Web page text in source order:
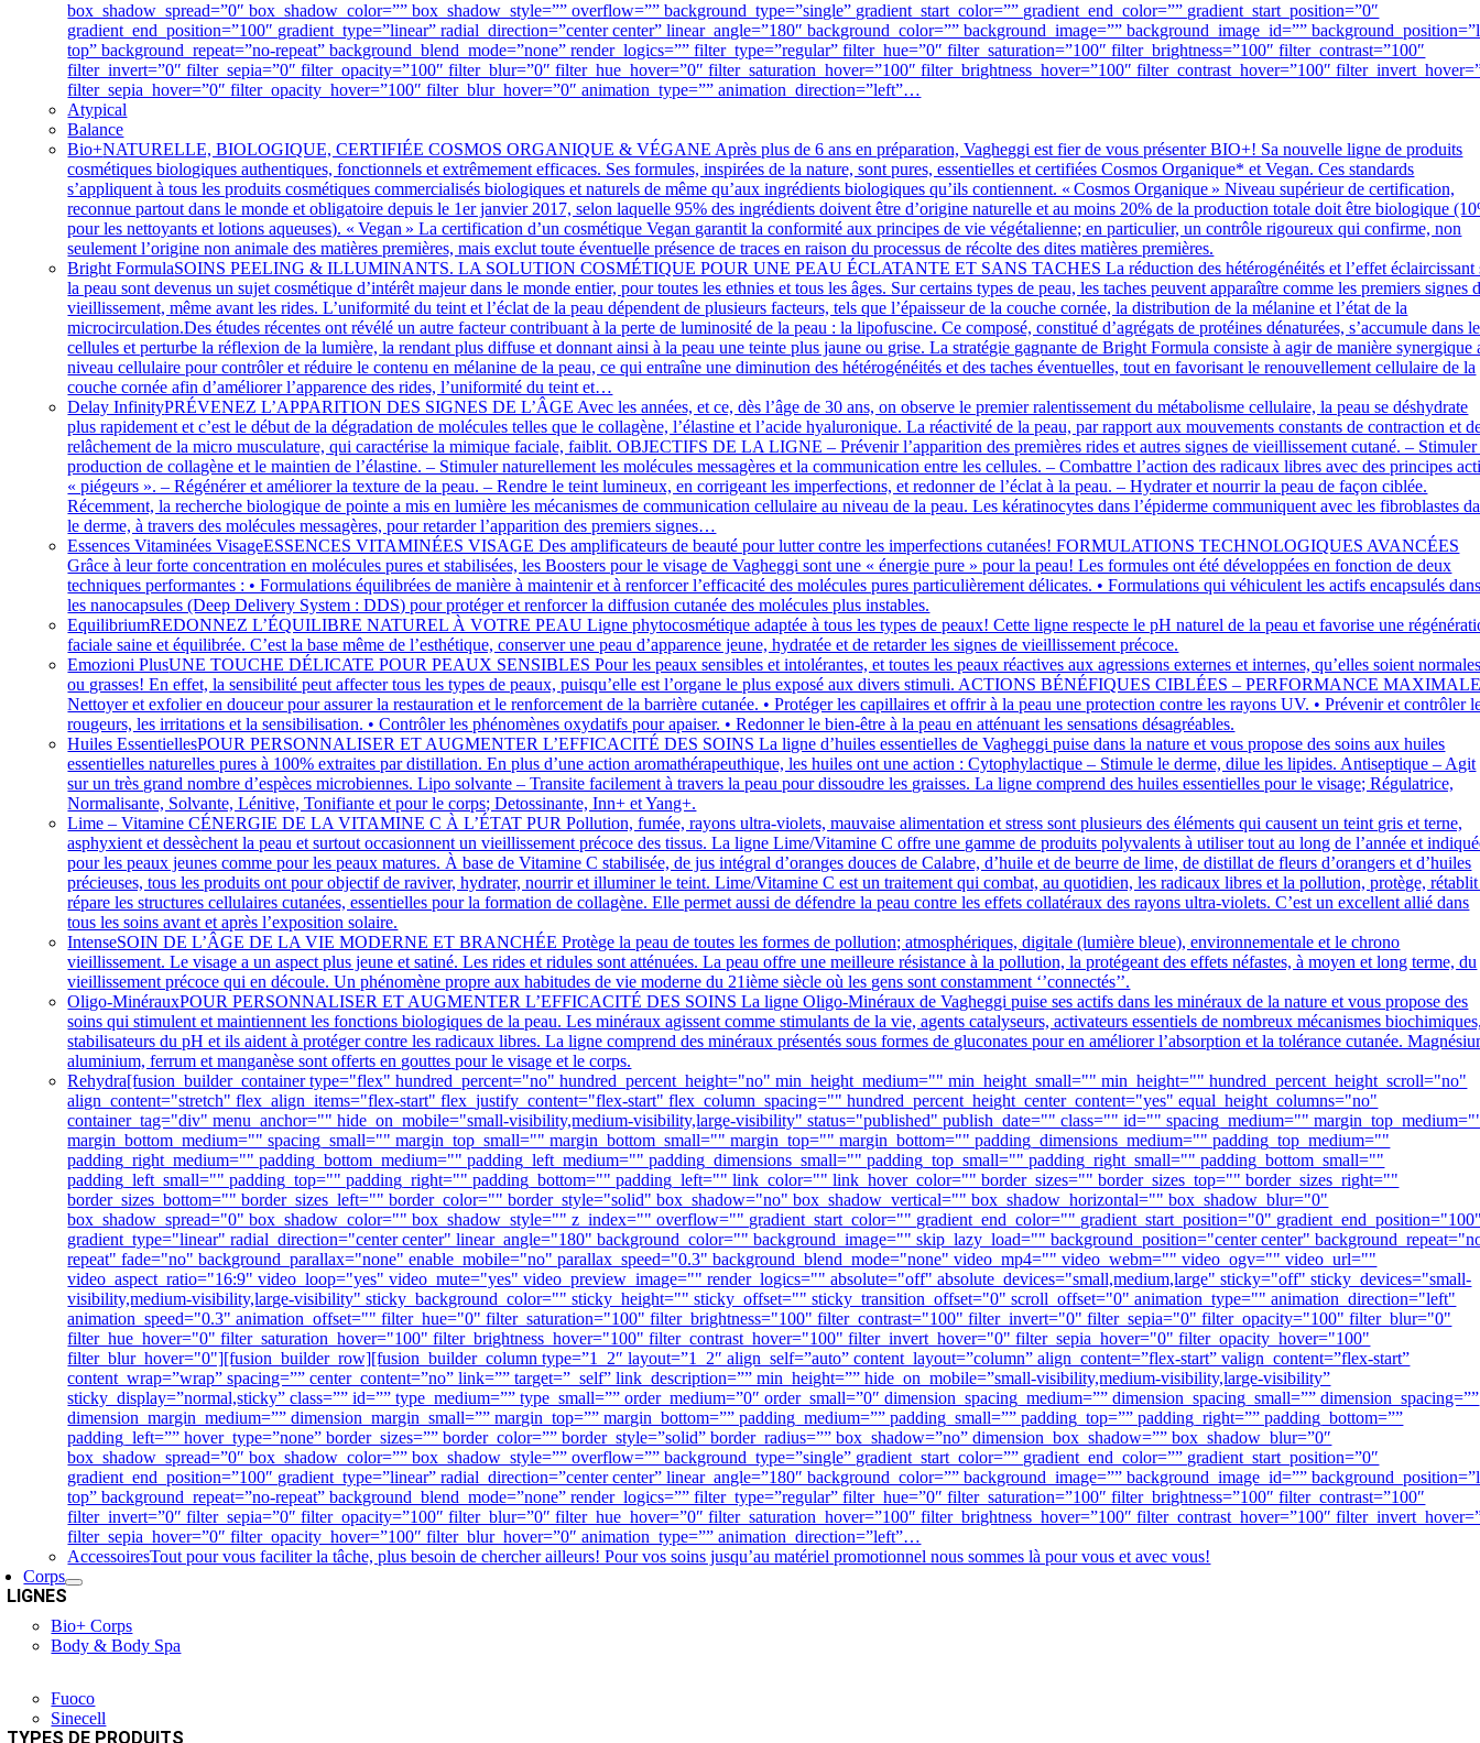
box_shadow_spread=”0″ box_shadow_color=”” box_shadow_style=”” overflow=”” background_type=”single” gradient_start_color=”” gradient_end_color=”” gradient_start_position=”0″
gradient_end_position=”100″ gradient_type=”linear” radial_direction=”center center” linear_angle=”180″ background_color=”” background_image=”” background_image_id=””
top” background_repeat=”no-repeat” background_blend_mode=”none” render_logics=”” filter_type=”regular” filter_hue=”0″ filter_saturation=”100″ filter_brightness=”100″ filter_contrast=”100″
filter_invert=”0″ filter_sepia=”0″ filter_opacity=”100″ filter_blur=”0″ filter_hue_hover=”0″ filter_saturation_hover=”100″ filter_brightness_hover=”100″ filter_contrast_hover=”100″
filter_sepia_hover=”0″ filter_opacity_hover=”100″ filter_blur_hover=”0″ animation_type=”” animation_direction=”left”…
Atypical
Balance
Bio+NATURELLE, BIOLOGIQUE, CERTIFIÉE COSMOS ORGANIQUE & VÉGANE Après plus de 6 ans en préparation, Vagheggi est fier de vous présenter BIO+! Sa nouvelle ligne de produits
cosmétiques biologiques authentiques, fonctionnels et extrêmement efficaces. Ses formules, inspirées de la nature, sont pures, essentielles et certifiées Cosmos Organique* et Vegan. Ces standards
s’appliquent à tous les produits cosmétiques commercialisés biologiques et naturels de même qu’aux ingrédients biologiques qu’ils contiennent. « Cosmos Organique » Niveau supérieur de certification,
reconnue partout dans le monde et obligatoire depuis le 1er janvier 2017, selon laquelle 95% des ingrédients doivent être d’origine naturelle et au moins 20% de la production totale doit être biologique
pour les nettoyants et lotions aqueuses). « Vegan » La certification d’un cosmétique Vegan garantit la conformité aux principes de vie végétalienne; en particulier, un contrôle rigoureux qui confirme, non
seulement l’origine non animale des matières premières, mais exclut toute éventuelle présence de traces en raison du processus de récolte des dites matières premières.
Bright FormulaSOINS PEELING & ILLUMINANTS. LA SOLUTION COSMÉTIQUE POUR UNE PEAU ÉCLATANTE ET SANS TACHES La réduction des hétérogénéités et l’effet éclaircissant
la peau sont devenus un sujet cosmétique d’intérêt majeur dans le monde entier, pour toutes les ethnies et tous les âges. Sur certains types de peau, les taches peuvent apparaître comme les premiers signes
vieillissement, même avant les rides. L’uniformité du teint et l’éclat de la peau dépendent de plusieurs facteurs, tels que l’épaisseur de la couche cornée, la distribution de la mélanine et l’état de la
microcirculation.Des études récentes ont révélé un autre facteur contribuant à la perte de luminosité de la peau : la lipofuscine. Ce composé, constitué d’agrégats de protéines dénaturées, s’accumule dans
cellules et perturbe la réflexion de la lumière, la rendant plus diffuse et donnant ainsi à la peau une teinte plus jaune ou grise. La stratégie gagnante de Bright Formula consiste à agir de manière synergique
niveau cellulaire pour contrôler et réduire le contenu en mélanine de la peau, ce qui entraîne une diminution des hétérogénéités et des taches éventuelles, tout en favorisant le renouvellement cellulaire de la
couche cornée afin d’améliorer l’apparence des rides, l’uniformité du teint et…
Delay InfinityPRÉVENEZ L’APPARITION DES SIGNES DE L’ÂGE Avec les années, et ce, dès l’âge de 30 ans, on observe le premier ralentissement du métabolisme cellulaire, la peau se déshydrate
plus rapidement et c’est le début de la dégradation de molécules telles que le collagène, l’élastine et l’acide hyaluronique. La réactivité de la peau, par rapport aux mouvements constants de contraction et
relâchement de la micro musculature, qui caractérise la mimique faciale, faiblit. OBJECTIFS DE LA LIGNE – Prévenir l’apparition des premières rides et autres signes de vieillissement cutané. –
production de collagène et le maintien de l’élastine. – Stimuler naturellement les molécules messagères et la communication entre les cellules. – Combattre l’action des radicaux libres avec des principes
« piégeurs ». – Régénérer et améliorer la texture de la peau. – Rendre le teint lumineux, en corrigeant les imperfections, et redonner de l’éclat à la peau. – Hydrater et nourrir la peau de façon ciblée.
Récemment, la recherche biologique de pointe a mis en lumière les mécanismes de communication cellulaire au niveau de la peau. Les kératinocytes dans l’épiderme communiquent avec les fibroblastes
le derme, à travers des molécules messagères, pour retarder l’apparition des premiers signes…
Essences Vitaminées VisageESSENCES VITAMINÉES VISAGE Des amplificateurs de beauté pour lutter contre les imperfections cutanées! FORMULATIONS TECHNOLOGIQUES AVANCÉES
Grâce à leur forte concentration en molécules pures et stabilisées, les Boosters pour le visage de Vagheggi sont une « énergie pure » pour la peau! Les formules ont été développées en fonction de deux
techniques performantes : • Formulations équilibrées de manière à maintenir et à renforcer l’efficacité des molécules pures particulièrement délicates. • Formulations qui véhiculent les actifs encapsulés
les nanocapsules (Deep Delivery System : DDS) pour protéger et renforcer la diffusion cutanée des molécules plus instables.
EquilibriumREDONNEZ L’ÉQUILIBRE NATUREL À VOTRE PEAU Ligne phytocosmétique adaptée à tous les types de peaux! Cette ligne respecte le pH naturel de la peau et favorise une
faciale saine et équilibrée. C’est la base même de l’esthétique, conserver une peau d’apparence jeune, hydratée et de retarder les signes de vieillissement précoce.
Emozioni PlusUNE TOUCHE DÉLICATE POUR PEAUX SENSIBLES Pour les peaux sensibles et intolérantes, et toutes les peaux réactives aux agressions externes et internes, qu’elles soient
ou grasses! En effet, la sensibilité peut affecter tous les types de peaux, puisqu’elle est l’organe le plus exposé aux divers stimuli. ACTIONS BÉNÉFIQUES CIBLÉES – PERFORMANCE
Nettoyer et exfolier en douceur pour assurer la restauration et le renforcement de la barrière cutanée. • Protéger les capillaires et offrir à la peau une protection contre les rayons UV. • Prévenir et contrôler
rougeurs, les irritations et la sensibilisation. • Contrôler les phénomènes oxydatifs pour apaiser. • Redonner le bien-être à la peau en atténuant les sensations désagréables.
Huiles EssentiellesPOUR PERSONNALISER ET AUGMENTER L’EFFICACITÉ DES SOINS La ligne d’huiles essentielles de Vagheggi puise dans la nature et vous propose des soins aux huiles
essentielles naturelles pures à 100% extraites par distillation. En plus d’une action aromathérapeuthique, les huiles ont une action : Cytophylactique – Stimule le derme, dilue les lipides. Antiseptique – Agit
sur un très grand nombre d’espèces microbiennes. Lipo solvante – Transite facilement à travers la peau pour dissoudre les graisses. La ligne comprend des huiles essentielles pour le visage; Régulatrice,
Normalisante, Solvante, Lénitive, Tonifiante et pour le corps; Detossinante, Inn+ et Yang+.
Lime – Vitamine CÉNERGIE DE LA VITAMINE C À L’ÉTAT PUR Pollution, fumée, rayons ultra-violets, mauvaise alimentation et stress sont plusieurs des éléments qui causent un teint gris et terne,
asphyxient et dessèchent la peau et surtout occasionnent un vieillissement précoce des tissus. La ligne Lime/Vitamine C offre une gamme de produits polyvalents à utiliser tout au long de l’année et
pour les peaux jeunes comme pour les peaux matures. À base de Vitamine C stabilisée, de jus intégral d’oranges douces de Calabre, d’huile et de beurre de lime, de distillat de fleurs d’orangers et d’huiles
précieuses, tous les produits ont pour objectif de raviver, hydrater, nourrir et illuminer le teint. Lime/Vitamine C est un traitement qui combat, au quotidien, les radicaux libres et la pollution, protège,
répare les structures cellulaires cutanées, essentielles pour la formation de collagène. Elle permet aussi de défendre la peau contre les effets collatéraux des rayons ultra-violets. C’est un excellent allié dans
tous les soins avant et après l’exposition solaire.
IntenseSOIN DE L’ÂGE DE LA VIE MODERNE ET BRANCHÉE Protège la peau de toutes les formes de pollution; atmosphériques, digitale (lumière bleue), environnementale et le chrono
vieillissement. Le visage a un aspect plus jeune et satiné. Les rides et ridules sont atténuées. La peau offre une meilleure résistance à la pollution, la protégeant des effets néfastes, à moyen et long terme, du
vieillissement précoce qui en découle. Un phénomène propre aux habitudes de vie moderne du 21ième siècle où les gens sont constamment ‘’connectés’’.
Oligo-MinérauxPOUR PERSONNALISER ET AUGMENTER L’EFFICACITÉ DES SOINS La ligne Oligo-Minéraux de Vagheggi puise ses actifs dans les minéraux de la nature et vous propose des
soins qui stimulent et maintiennent les fonctions biologiques de la peau. Les minéraux agissent comme stimulants de la vie, agents catalyseurs, activateurs essentiels de nombreux mécanismes
stabilisateurs du pH et ils aident à protéger contre les radicaux libres. La ligne comprend des minéraux présentés sous formes de gluconates pour en améliorer l’absorption et la tolérance cutanée.
aluminium, ferrum et manganèse sont offerts en gouttes pour le visage et le corps.
Rehydra[fusion_builder_container type="flex" hundred_percent="no" hundred_percent_height="no" min_height_medium="" min_height_small="" min_height="" hundred_percent_height_scroll="no"
align_content="stretch" flex_align_items="flex-start" flex_justify_content="flex-start" flex_column_spacing="" hundred_percent_height_center_content="yes" equal_height_columns="no"
container_tag="div" menu_anchor="" hide_on_mobile="small-visibility,medium-visibility,large-visibility" status="published" publish_date="" class="" id="" spacing_medium=""
margin_bottom_medium="" spacing_small="" margin_top_small="" margin_bottom_small="" margin_top="" margin_bottom="" padding_dimensions_medium="" padding_top_medium=""
padding_right_medium="" padding_bottom_medium="" padding_left_medium="" padding_dimensions_small="" padding_top_small="" padding_right_small="" padding_bottom_small=""
padding_left_small="" padding_top="" padding_right="" padding_bottom="" padding_left="" link_color="" link_hover_color="" border_sizes="" border_sizes_top="" border_sizes_right=""
border_sizes_bottom="" border_sizes_left="" border_color="" border_style="solid" box_shadow="no" box_shadow_vertical="" box_shadow_horizontal="" box_shadow_blur="0"
box_shadow_spread="0" box_shadow_color="" box_shadow_style="" z_index="" overflow="" gradient_start_color="" gradient_end_color="" gradient_start_position="0"
gradient_type="linear" radial_direction="center center" linear_angle="180" background_color="" background_image="" skip_lazy_load="" background_position="center center"
repeat" fade="no" background_parallax="none" enable_mobile="no" parallax_speed="0.3" background_blend_mode="none" video_mp4="" video_webm="" video_ogv="" video_url=""
video_aspect_ratio="16:9" video_loop="yes" video_mute="yes" video_preview_image="" render_logics="" absolute="off" absolute_devices="small,medium,large" sticky="off" sticky_devices="small-
visibility,medium-visibility,large-visibility" sticky_background_color="" sticky_height="" sticky_offset="" sticky_transition_offset="0" scroll_offset="0" animation_type="" animation_direction="left"
animation_speed="0.3" animation_offset="" filter_hue="0" filter_saturation="100" filter_brightness="100" filter_contrast="100" filter_invert="0" filter_sepia="0" filter_opacity="100" filter_blur="0"
filter_hue_hover="0" filter_saturation_hover="100" filter_brightness_hover="100" filter_contrast_hover="100" filter_invert_hover="0" filter_sepia_hover="0" filter_opacity_hover="100"
filter_blur_hover="0"][fusion_builder_row][fusion_builder_column type=”1_2″ layout=”1_2″ align_self=”auto” content_layout=”column” align_content=”flex-start” valign_content=”flex-start”
content_wrap=”wrap” spacing=”” center_content=”no” link=”” target=”_self” link_description=”” min_height=”” hide_on_mobile=”small-visibility,medium-visibility,large-visibility”
sticky_display=”normal,sticky” class=”” id=”” type_medium=”” type_small=”” order_medium=”0″ order_small=”0″ dimension_spacing_medium=”” dimension_spacing_small=”” dimension_spacing=””
dimension_margin_medium=”” dimension_margin_small=”” margin_top=”” margin_bottom=”” padding_medium=”” padding_small=”” padding_top=”” padding_right=”” padding_bottom=””
padding_left=”” hover_type=”none” border_sizes=”” border_color=”” border_style=”solid” border_radius=”” box_shadow=”no” dimension_box_shadow=”” box_shadow_blur=”0″
box_shadow_spread=”0″ box_shadow_color=”” box_shadow_style=”” overflow=”” background_type=”single” gradient_start_color=”” gradient_end_color=”” gradient_start_position=”0″
gradient_end_position=”100″ gradient_type=”linear” radial_direction=”center center” linear_angle=”180″ background_color=”” background_image=”” background_image_id=””
top” background_repeat=”no-repeat” background_blend_mode=”none” render_logics=”” filter_type=”regular” filter_hue=”0″ filter_saturation=”100″ filter_brightness=”100″ filter_contrast=”100″
filter_invert=”0″ filter_sepia=”0″ filter_opacity=”100″ filter_blur=”0″ filter_hue_hover=”0″ filter_saturation_hover=”100″ filter_brightness_hover=”100″ filter_contrast_hover=”100″
filter_sepia_hover=”0″ filter_opacity_hover=”100″ filter_blur_hover=”0″ animation_type=”” animation_direction=”left”…
AccessoiresTout pour vous faciliter la tâche, plus besoin de chercher ailleurs! Pour vos soins jusqu’au matériel promotionnel nous sommes là pour vous et avec vous!
Corps
LIGNES
Bio+ Corps
Body & Body Spa
Fuoco
Sinecell
TYPES DE PRODUITS